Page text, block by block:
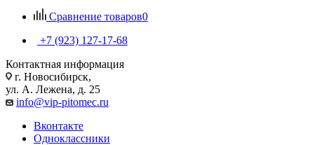
Сравнение товаров0
+7 (923) 127-17-68
Контактная информация
г. Новосибирск,
ул. А. Лежена, д. 25
info@vip-pitomec.ru
Вконтакте
Одноклассники